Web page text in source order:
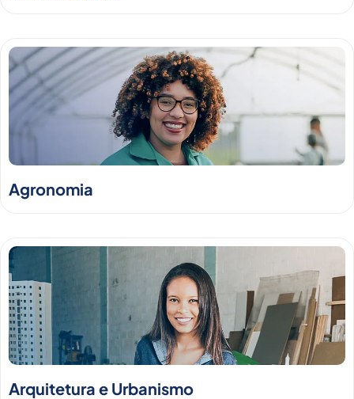
Agronomia
Arquitetura e Urbanismo